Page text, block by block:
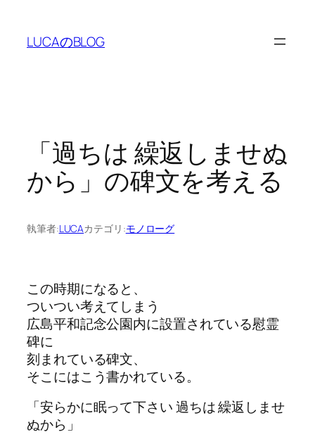
LUCAのBLOG
「過ちは 繰返しませぬ
から」の碑文を考える
執筆者:LUCAカテゴリ:モノローグ
この時期になると、
ついつい考えてしまう
広島平和記念公園内に設置されている慰霊
碑に
刻まれている碑文、
そこにはこう書かれている。
「安らかに眠って下さい 過ちは 繰返しませ
ぬから」